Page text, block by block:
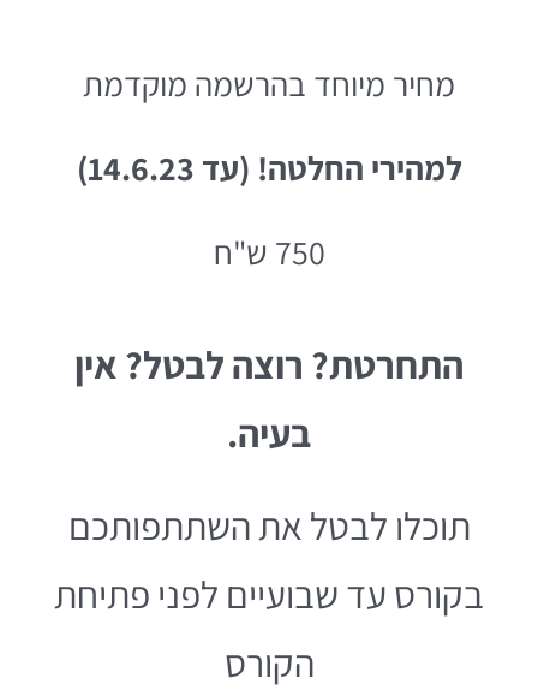
מחיר מיוחד בהרשמה מוקדמת
למהירי החלטה! (עד 14.6.23)
750 ש"ח
התחרטת? רוצה לבטל? אין
בעיה.
תוכלו לבטל את השתתפותכם
בקורס עד שבועיים לפני פתיחת
הקורס